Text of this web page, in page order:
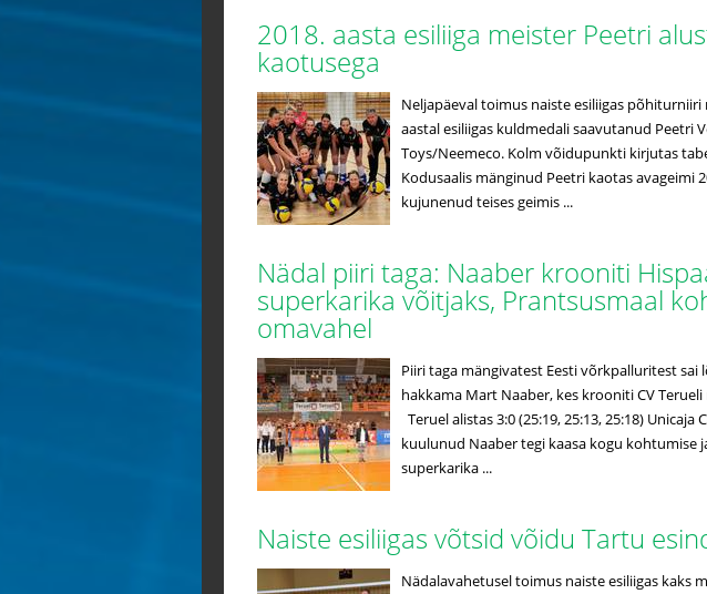
2018. aasta esiliiga meister Peetri
kaotusega
Neljapäeval toimus naiste esiliigas põhiturniiri
aastal esiliigas kuldmedali saavutanud Peetri
Toys/Neemeco. Kolm võidupunkti kirjutas
Kodusaalis mänginud Peetri kaotas avageimi
kujunenud teises geimis ...
Nädal piiri taga: Naaber krooniti
superkarika võitjaks, Prantsusmaal
omavahel
Piiri taga mängivatest Eesti võrkpalluritest
hakkama Mart Naaber, kes krooniti CV
Teruel alistas 3:0 (25:19, 25:13, 25:18) Unicaja
kuulunud Naaber tegi kaasa kogu kohtumise
superkarika ...
Naiste esiliigas võtsid võidu Tartu
Nädalavahetusel toimus naiste esiliigas kaks